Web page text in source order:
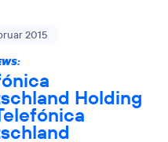
2015
Holding